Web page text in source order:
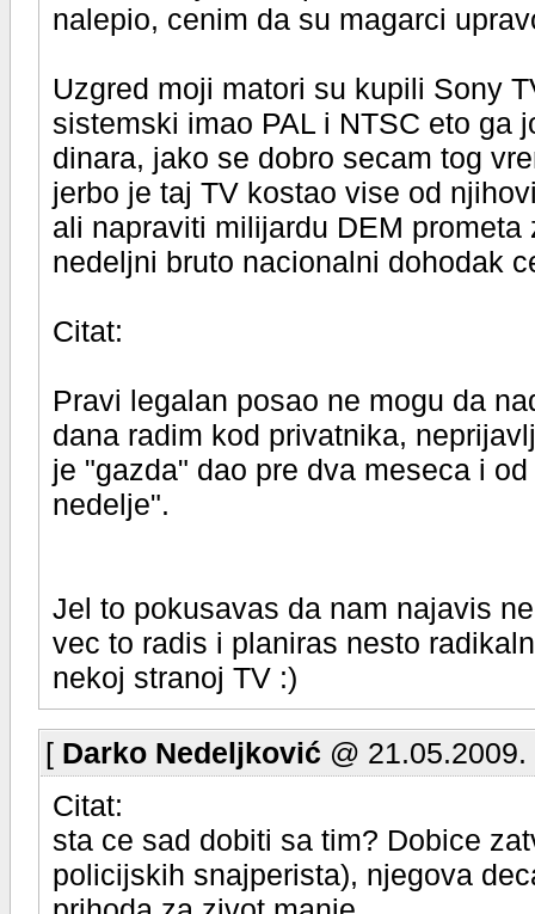
nalepio, cenim da su magarci
Uzgred moji matori su kupili Sony
sistemski imao PAL i NTSC eto ga
dinara, jako se dobro secam tog
jerbo je taj TV kostao vise od
ali napraviti milijardu DEM
nedeljni bruto nacionalni dohodak
Citat:
Pravi legalan posao ne mogu da
dana radim kod privatnika,
je "gazda" dao pre dva meseca i
nedelje".
Jel to pokusavas da nam najavis
vec to radis i planiras nesto
nekoj stranoj TV :)
[ Darko Nedeljković @
Citat:
sta ce sad dobiti sa tim? Dobice
policijskih snajperista), njegova